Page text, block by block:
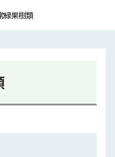
緑果樹類